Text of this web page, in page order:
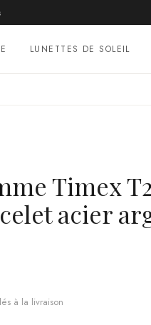
LUNETTES DE SOLEIL
Timex
acier
à la livraison